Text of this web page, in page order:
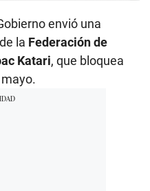
envió una
la Federación de
Katari, que bloquea